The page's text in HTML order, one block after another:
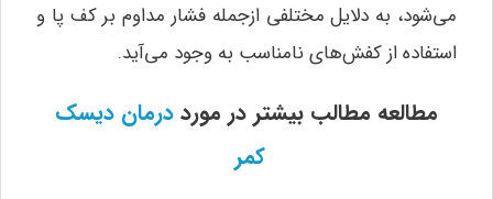
می‌شود، به دلایل مختلفی ازجمله فشار مداوم بر کف پا و
استفاده از کفش‌های نامناسب به وجود می‌آید.
مطالعه مطالب بیشتر در مورددرمان دیسک
کمر